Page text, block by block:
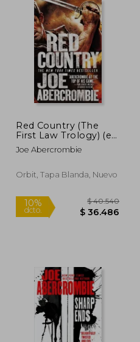
6%
dcto.
Red Country (The
First Law Trology) (en
Inglés)
Joe Abercrombie
Orbit, Tapa Blanda, Nuevo
10%
dcto.